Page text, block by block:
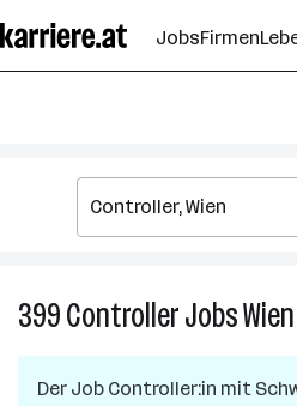
Seiteninhalt
springen
JobsFirmen
399ControllerJobsWien
Der Job Controller:in mit